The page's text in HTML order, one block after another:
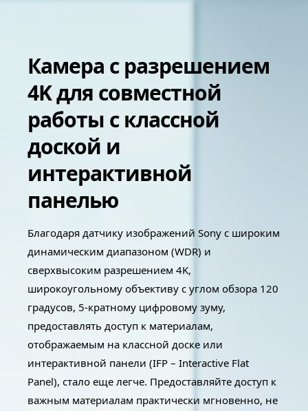
Камера с разрешением
4K для совместной
работы с классной
доской и
интерактивной
панелью
Благодаря датчику изображений Sony с широким
динамическим диапазоном (WDR) и
сверхвысоким разрешением 4K,
широкоугольному объективу с углом обзора 120
градусов, 5-кратному цифровому зуму,
предоставлять доступ к материалам,
отображаемым на классной доске или
интерактивной панели (IFP – Interactive Flat
Panel), стало еще легче. Предоставляйте доступ к
важным материалам практически мгновенно, не